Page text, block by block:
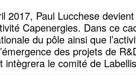
2017, Paul Lucchese
Capenergies. Dans ce
du pôle ainsi que
des projets de
intègrera le comité de